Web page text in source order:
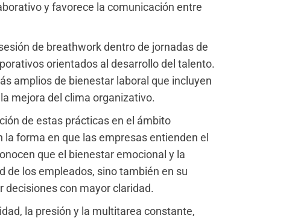
y favorece la comunicación entre
de breathwork dentro de jornadas de
orientados al desarrollo del talento.
amplios de bienestar laboral que incluyen
mejora del clima organizativo.
de estas prácticas en el ámbito
forma en que las empresas entienden el
que el bienestar emocional y la
de los empleados, sino también en su
con mayor claridad.
la presión y la multitarea constante,